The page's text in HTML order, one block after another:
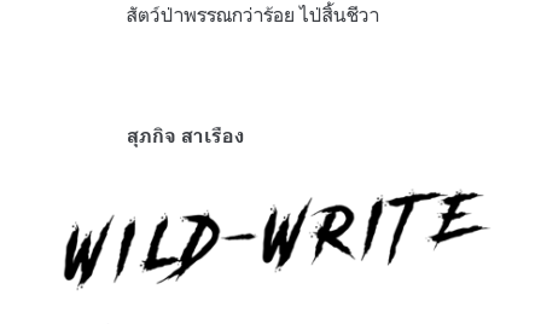
สัตว์ป่าพรรณกว่าร้อย ไป่สิ้นชีวา
สุภกิจ สาเรือง